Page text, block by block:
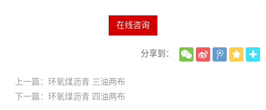
在线咨询
分享到：
上一篇：环氧煤沥青 三油两布
下一篇：环氧煤沥青 四油两布